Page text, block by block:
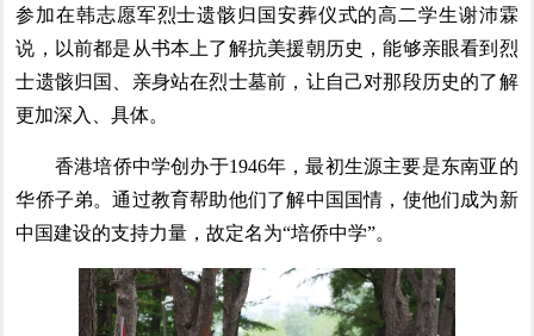
参加在韩志愿军烈士遗骸归国安葬仪式的高二学生谢沛霖
说，以前都是从书本上了解抗美援朝历史，能够亲眼看到烈
士遗骸归国、亲身站在烈士墓前，让自己对那段历史的了解
更加深入、具体。
香港培侨中学创办于1946年，最初生源主要是东南亚的
华侨子弟。通过教育帮助他们了解中国国情，使他们成为新
中国建设的支持力量，故定名为“培侨中学”。